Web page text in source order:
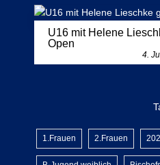
U16 mit Helene
Open
4.
1.Frauen 2.Frauen